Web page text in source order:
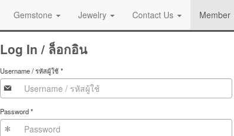
Gemstone Jewelry Contact Us Member
Log In / ล็อกอิน
Username / รหัสผู้ใช้*
Password*